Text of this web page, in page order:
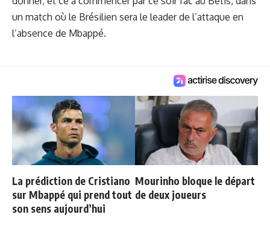
un match où le Brésilien sera le leader de l’attaque en
l’absence de Mbappé.
La prédiction de Cristiano
sur Mbappé qui prend tout
son sens aujourd’hui
Mourinho bloque le départ
de deux joueurs